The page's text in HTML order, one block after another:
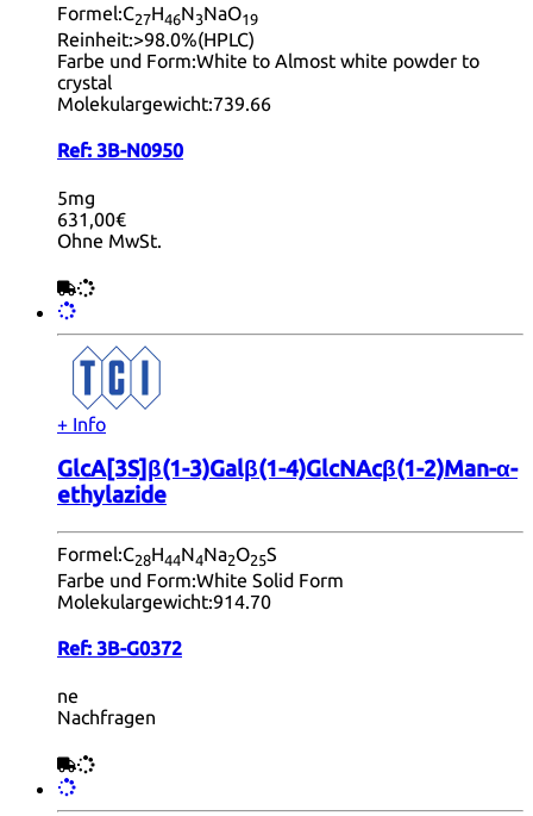
Formel:C27H46N3NaO19
Reinheit:>98.0%(HPLC)
Farbe und Form:White to Almost white powder to
crystal
Molekulargewicht:739.66
Ref: 3B-N0950
5mg
631,00€
Ohne MwSt.
+ Info
GlcA[3S]β(1-3)Galβ(1-4)GlcNAcβ(1-2)Man-α-
ethylazide
Formel:C28H44N4Na2O25S
Farbe und Form:White Solid Form
Molekulargewicht:914.70
Ref: 3B-G0372
ne
Nachfragen